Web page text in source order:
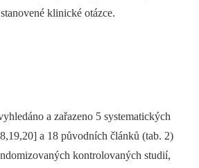
klinické otázce.
a zařazeno 5 systematických
a 18 původních článků (tab. 2)
kontrolovaných studií,